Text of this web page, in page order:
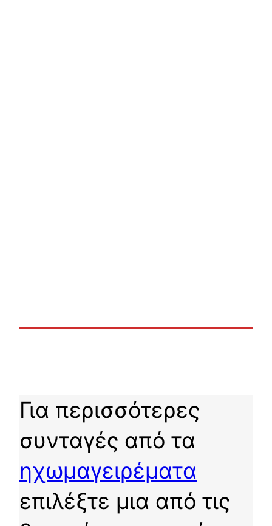
Για περισσότερες
συνταγές από τα
ηχωμαγειρέματα
επιλέξτε μια από τις